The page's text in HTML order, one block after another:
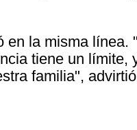
en la misma línea.
tiene un límite,
familia",